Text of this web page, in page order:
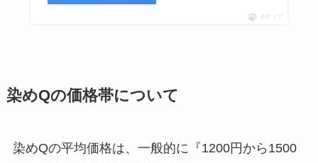
ポチップ
染めQの価格帯について
染めQの平均価格は、一般的に『1200円から1500